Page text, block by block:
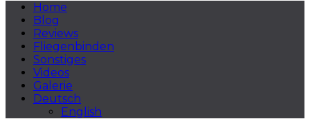
Home
Blog
Reviews
Fliegenbinden
Sonstiges
Videos
Galerie
Deutsch
English